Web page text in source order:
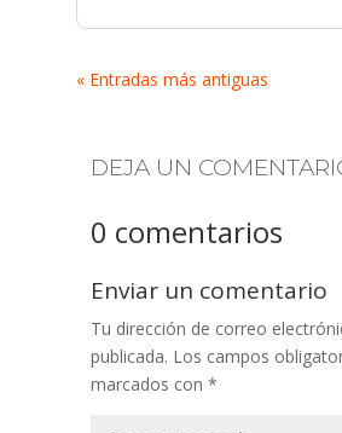
« Entradas más antiguas
DEJA UN
0 comentarios
Enviar un comentario
Tu dirección de correo
publicada. Los campos
marcados con *